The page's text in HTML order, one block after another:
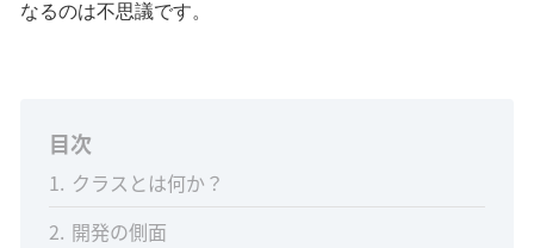
なるのは不思議です。
目次
1 クラスとは何か？
2 開発の側面